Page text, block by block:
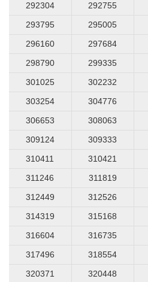
292304
292755
293795
295005
296160
297684
298790
299335
301025
302232
303254
304776
306653
308063
309124
309333
310411
310421
311246
311819
312449
312526
314319
315168
316604
316735
317496
318554
320371
320448